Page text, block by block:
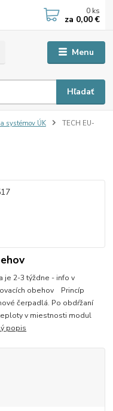
Menu
Hľadať
0 ks
za 0,00 €
systémov ÚK
TECH EU-
je 2-3 týždne - info v
obehov Princíp
čerpadlá. Po obdŕžaní
v miestnosti modul
popis